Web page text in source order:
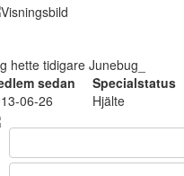
hette tidigare Junebug_
sedan
Specialstatus
06-26
Hjälte